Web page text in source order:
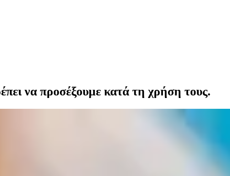
να προσέξουμε κατά τη χρήση τους.